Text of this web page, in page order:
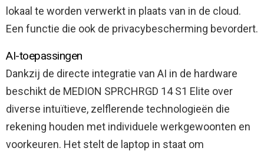
lokaal te worden verwerkt in plaats van in de cloud.
Een functie die ook de privacybescherming bevordert.
AI-toepassingen
Dankzij de directe integratie van AI in de hardware
beschikt de MEDION SPRCHRGD 14 S1 Elite over
diverse intuïtieve, zelflerende technologieën die
rekening houden met individuele werkgewoonten en
voorkeuren. Het stelt de laptop in staat om